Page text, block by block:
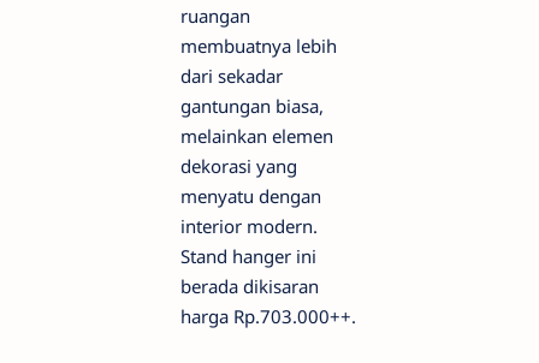
ruangan
membuatnya lebih
dari sekadar
gantungan biasa,
melainkan elemen
dekorasi yang
menyatu dengan
interior modern.
Stand hanger ini
berada dikisaran
harga Rp.703.000++.